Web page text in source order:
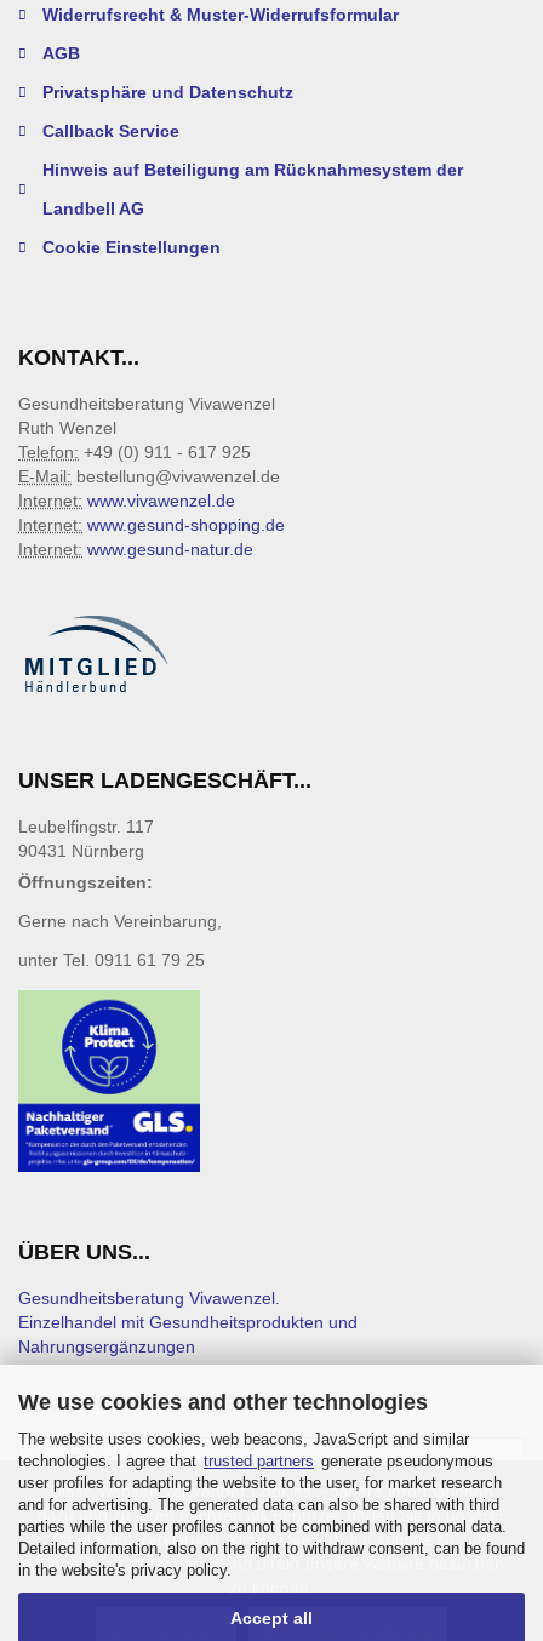
We use cookies and other technologies
The website uses cookies, web beacons, JavaScript and similar
technologies. I agree that trusted partners generate pseudonymous
user profiles for adapting the website to the user, for market research
and for advertising. The generated data can also be shared with third
parties while the user profiles cannot be combined with personal data.
Detailed information, also on the right to withdraw consent, can be found
in the website's privacy policy.
Accept all
Widerrufsrecht & Muster-Widerrufsformular
AGB
Privatsphäre und Datenschutz
Callback Service
Hinweis auf Beteiligung am Rücknahmesystem der
Landbell AG
Cookie Einstellungen
KONTAKT...
Gesundheitsberatung Vivawenzel
Ruth Wenzel
Telefon: +49 (0) 911 - 617 925
E-Mail: bestellung@vivawenzel.de
Internet: www.vivawenzel.de
Internet: www.gesund-shopping.de
Internet: www.gesund-natur.de
UNSER LADENGESCHÄFT...
Leubelfingstr. 117
90431 Nürnberg
Öffnungszeiten:
Gerne nach Vereinbarung,
unter Tel. 0911 61 79 25
ÜBER UNS...
Gesundheitsberatung Vivawenzel.
Einzelhandel mit Gesundheitsprodukten und
Nahrungsergänzungen
NEWSLETTER-ANMELDUNG
Diese Website verwendet Cookies – nähere Informationen
dazu und zu Ihren Rechten als Benutzer finden Sie in unserer
Datenschutzerklärung. Klicken Sie auf „Ich stimme zu“, um
Cookies zu akzeptieren und direkt unsere Website besuchen
Datenschutzerklärung